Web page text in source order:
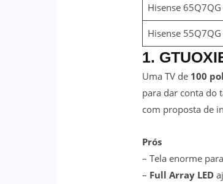
Hisense 65Q7QG
Hisense 55Q7QG
1.
Uma TV de 100
para dar conta do
com proposta de
Prós
– Tela enorme
– Full Array LED